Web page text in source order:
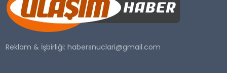
SAĞLIK
YAŞAM
Reklam & İşbirliği:habersnuclari@gmail.com